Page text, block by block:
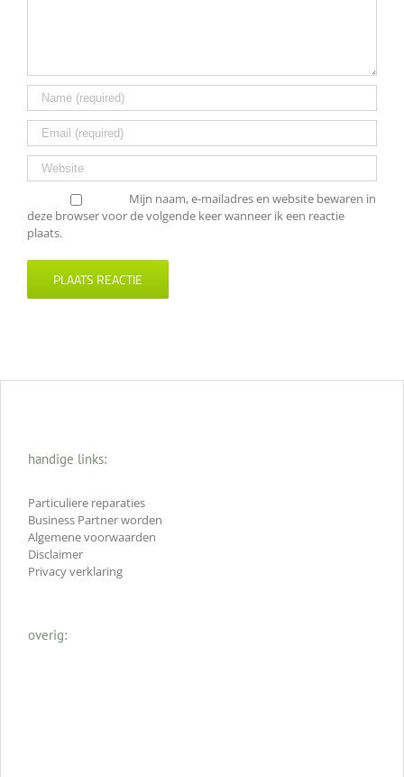
Mijn naam, e-mailadres en website bewaren in
deze browser voor de volgende keer wanneer ik een reactie
plaats.
handige links:
Particuliere reparaties
Business Partner worden
Algemene voorwaarden
Disclaimer
Privacy verklaring
overig: